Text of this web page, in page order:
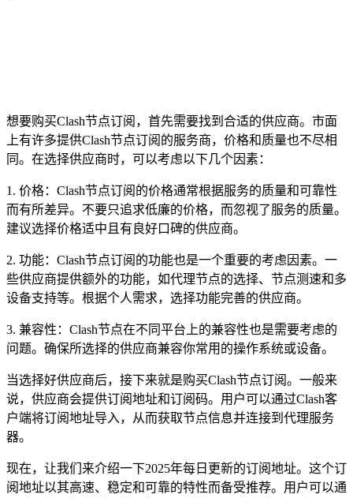
想要购买Clash节点订阅，首先需要找到合适的供应商。市面
上有许多提供Clash节点订阅的服务商，价格和质量也不尽相
同。在选择供应商时，可以考虑以下几个因素：
1. 价格：Clash节点订阅的价格通常根据服务的质量和可靠性
而有所差异。不要只追求低廉的价格，而忽视了服务的质量。
建议选择价格适中且有良好口碑的供应商。
2. 功能：Clash节点订阅的功能也是一个重要的考虑因素。一
些供应商提供额外的功能，如代理节点的选择、节点测速和多
设备支持等。根据个人需求，选择功能完善的供应商。
3. 兼容性：Clash节点在不同平台上的兼容性也是需要考虑的
问题。确保所选择的供应商兼容你常用的操作系统或设备。
当选择好供应商后，接下来就是购买Clash节点订阅。一般来
说，供应商会提供订阅地址和订阅码。用户可以通过Clash客
户端将订阅地址导入，从而获取节点信息并连接到代理服务
器。
现在，让我们来介绍一下2025年每日更新的订阅地址。这个订
阅地址以其高速、稳定和可靠的特性而备受推荐。用户可以通